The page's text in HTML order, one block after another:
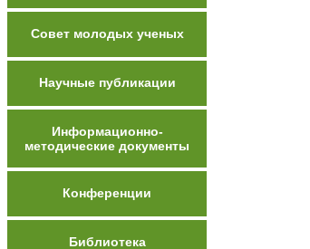
Совет молодых ученых
Научные публикации
Информационно-
методические документы
Конференции
Библиотека